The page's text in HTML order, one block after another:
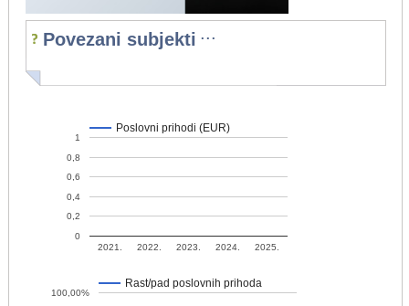
Povezani subjekti ...
Poslovni prihodi (EUR)
2021. 2022. 2023. 2024. 2025.
0
0,2
0,4
0,6
0,8
1
Rast/pad poslovnih prihoda
100,00%